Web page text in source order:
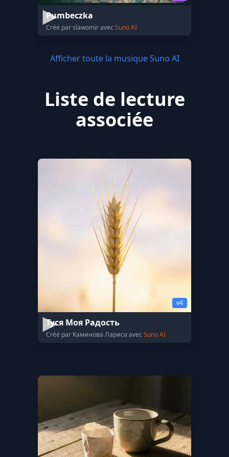
Pumbeczka
Créé par slawomir avec Suno AI
Afficher toute la musique Suno AI
Liste de lecture
associée
v4
Туся Моя Радость
Créé par Каминова Лариса avec Suno AI